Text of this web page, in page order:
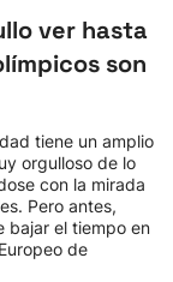
ver hasta
son
tiene un amplio
orgulloso de lo
con la mirada
Pero antes,
bajar el tiempo en
de